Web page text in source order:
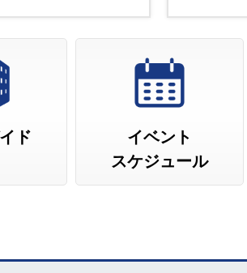
ド
イベント
スケジュール